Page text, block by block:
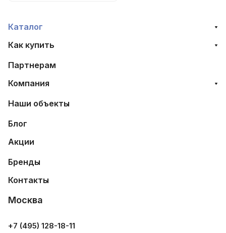
Каталог
Как купить
Партнерам
Компания
Наши объекты
Блог
Акции
Бренды
Контакты
Москва
+7 (495) 128-18-11